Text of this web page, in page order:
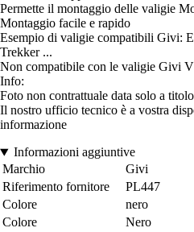
Permette il montaggio delle valigie
Montaggio facile e rapido
Esempio di valigie compatibili Givi:
Trekker ...
Non compatibile con le valigie Givi
Info:
Foto non contrattuale data solo a
Il nostro ufficio tecnico è a vostra
informazione
Informazioni aggiuntive
Marchio
Givi
Riferimento fornitore
PL447
Colore
nero
Colore
Nero